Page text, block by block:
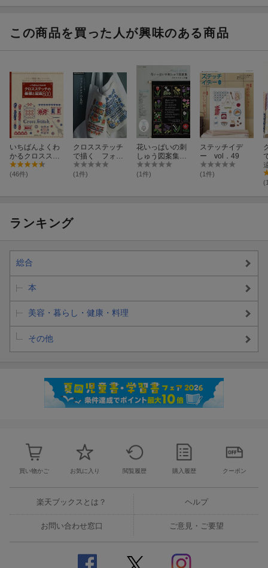
この商品を買った人が興味のある商品
いちばんよくわ
かるクロスステ
ッチの基礎と図
案500
(46件)
クロスステッチ
で描く フォー
クロアの世界
(1件)
花いっぱいの刺
しゅう図案集
クロスステッチ
編
(1件)
ステッチイデ
ー vol．49
(1件)
ランキング
総合
本
美容・暮らし・健康・料理
その他
買い物かご お気に入り 閲覧履歴 購入履歴 クーポン
楽天ブックスとは？ ヘルプ
お問い合わせ窓口 ご意見・ご要望